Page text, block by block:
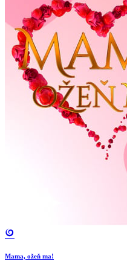
Mama, ožeň ma!